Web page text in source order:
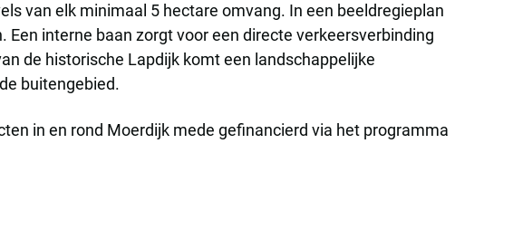
van elk minimaal 5 hectare omvang. In een beeldregieplan
interne baan zorgt voor een directe verkeersverbinding
de historische Lapdijk komt een landschappelijke
buitengebied.
in en rond Moerdijk mede gefinancierd via het programma